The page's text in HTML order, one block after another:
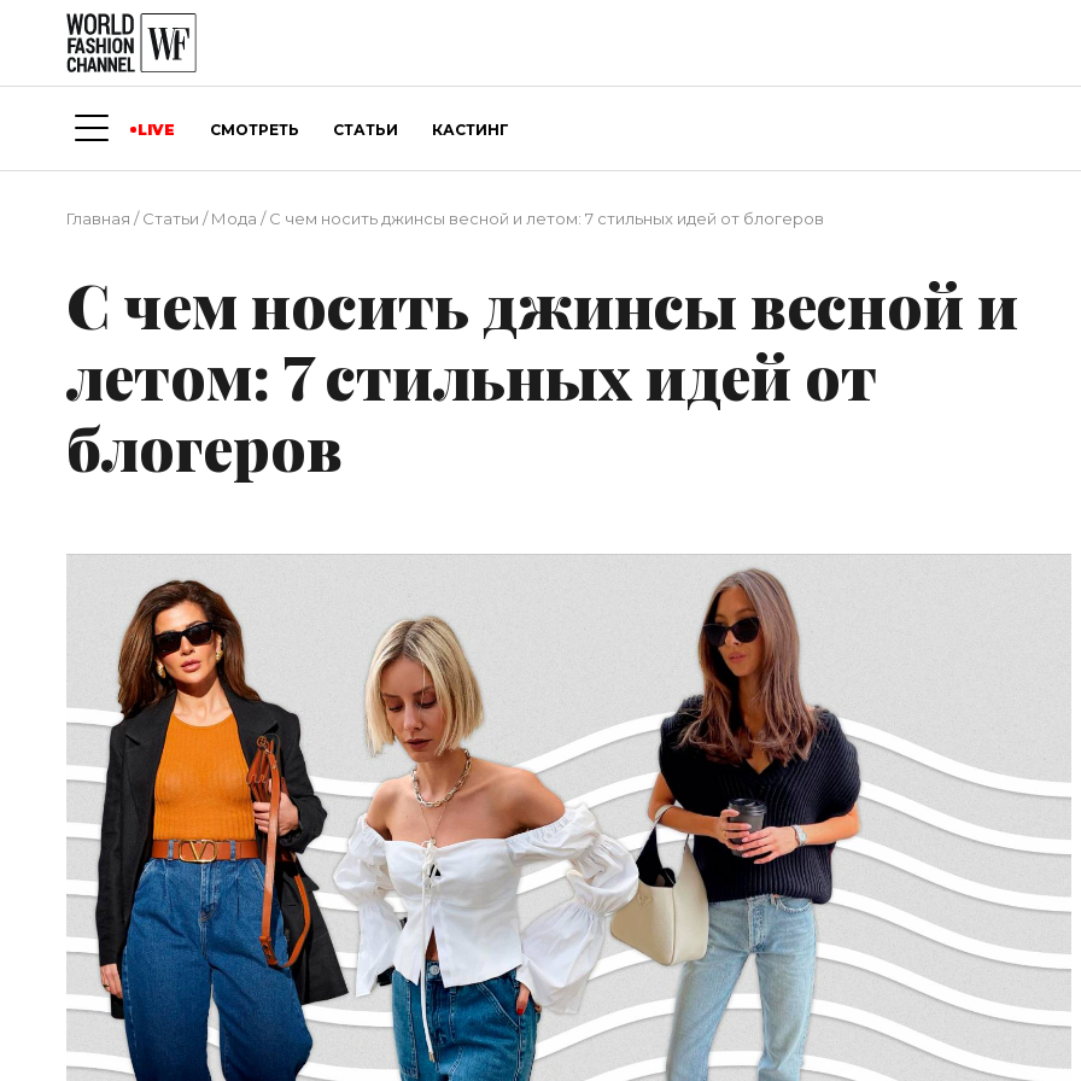
LIVE СМОТРЕТЬ СТАТЬИ КАСТИНГ
Главная /Статьи /Мода /С чем носить джинсы весной и летом: 7 стильных идей от блогеров
С чем носить джинсы весной и
летом: 7 стильных идей от
блогеров